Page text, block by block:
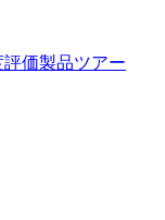
評価製品ツアー